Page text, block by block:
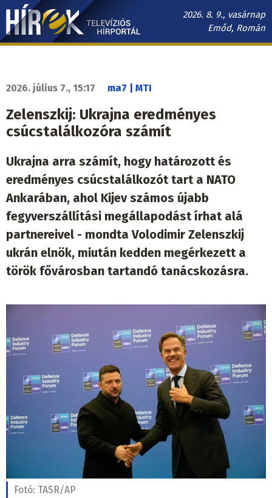
Ugrás
tartalomra
2026. 8. 9., vasárnap
Emőd, Román
Hírek.sk
navigáció
2026. július 7., 15:17 ma7 | MTI
Zelenszkij: Ukrajna eredményes
csúcstalálkozóra számít
Ukrajna arra számít, hogy határozott és
eredményes csúcstalálkozót tart a NATO
Ankarában, ahol Kijev számos újabb
fegyverszállítási megállapodást írhat alá
partnereivel - mondta Volodimir Zelenszkij
ukrán elnök, miután kedden megérkezett a
török fővárosban tartandó tanácskozásra.
Fotó: TASR/AP